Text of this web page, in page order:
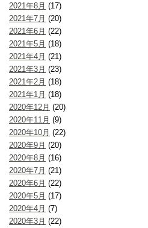
2021年8月 (17)
2021年7月 (20)
2021年6月 (22)
2021年5月 (18)
2021年4月 (21)
2021年3月 (23)
2021年2月 (18)
2021年1月 (18)
2020年12月 (20)
2020年11月 (9)
2020年10月 (22)
2020年9月 (20)
2020年8月 (16)
2020年7月 (21)
2020年6月 (22)
2020年5月 (17)
2020年4月 (7)
2020年3月 (22)